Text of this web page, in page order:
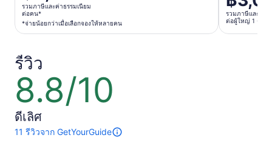
อยู่
ที่
฿4,589
คน*
*จ่าย
น้อย
กว่า
เมื่อ
เลือก
รวมภาษีและค่าธรรมเนียม
ต่อคน*
*จ่ายน้อยกว่าเมื่อเลือกจองให้หลายคน
อยู่
รวมภาษีและค่าธ
ต่อผู้ใหญ่ 1 คน
รีวิว
8.8/10
8.8
จาก
10
ดีเลิศ
11 รีวิวจาก GetYourGuide
มี